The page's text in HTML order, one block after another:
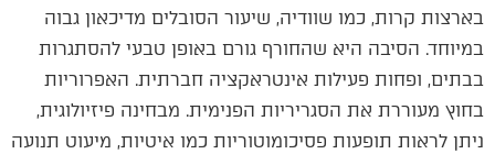
בארצות קרות, כמו שוודיה, שיעור הסובלים מדיכאון גבוה
במיוחד. הסיבה היא שהחורף גורם באופן טבעי להסתגרות
בבתים, ופחות פעילות אינטראקציה חברתית. האפרוריות
בחוץ מעוררת את הסגריריות הפנימית. מבחינה פיזיולוגית,
ניתן לראות תופעות פסיכומוטוריות כמו איטיות, מיעוט תנועה